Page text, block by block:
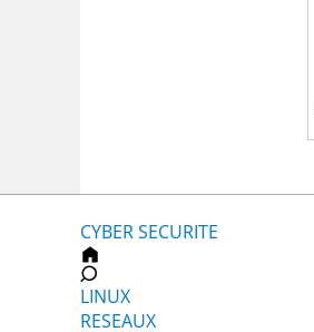
CYBER SECURITE
LINUX
RESEAUX